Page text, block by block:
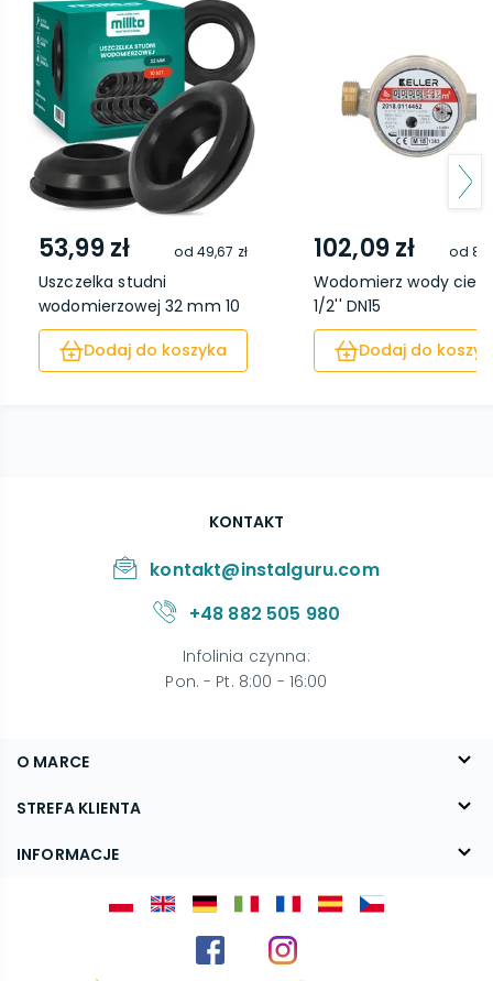
53,99 zł od 49,67 zł
Uszczelka studni
wodomierzowej 32 mm 10
...
Dodaj do koszyka
102,09 zł od
Wodomierz wody
1/2'' DN15
Dodaj do
O MARCE
O nas
Blog
STREFA KLIENTA
FAQ
INFORMACJE
KONTAKT
kontakt@instalguru.com
+48 882 505 980
Infolinia czynna:
Pon. - Pt. 8:00 - 16:00